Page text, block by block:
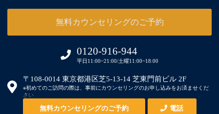
無料カウンセリングのご予約 電話
無料カウンセリングのご予約
0120-916-944
平日11:00~21:00/土曜11:00~18:00
〒108-0014 東京都港区芝5-13-14 芝東門前ビル 2F
※初めてのご訪問の際は、事前にカウンセリングのお申し込みをお済ませくだ
さい